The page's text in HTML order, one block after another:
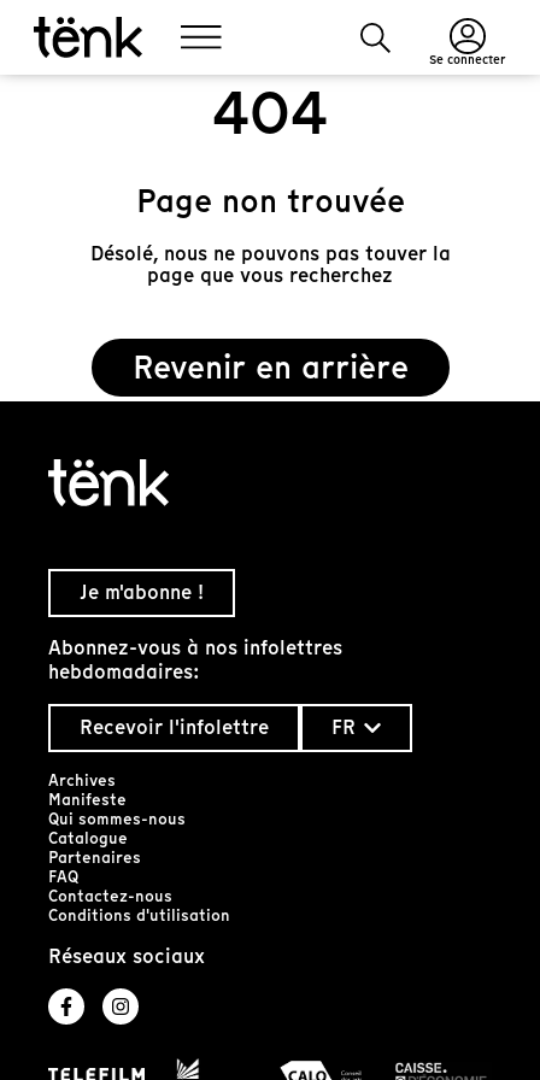
Se connecter
404
Page non trouvée
Désolé, nous ne pouvons pas touver la
page que vous recherchez
Revenir en arrière
Je m'abonne !
Abonnez-vous à nos infolettres
hebdomadaires:
Recevoir l'infolettre
FR
Archives
Manifeste
Qui sommes-nous
Catalogue
Partenaires
FAQ
Contactez-nous
Conditions d'utilisation
Réseaux sociaux